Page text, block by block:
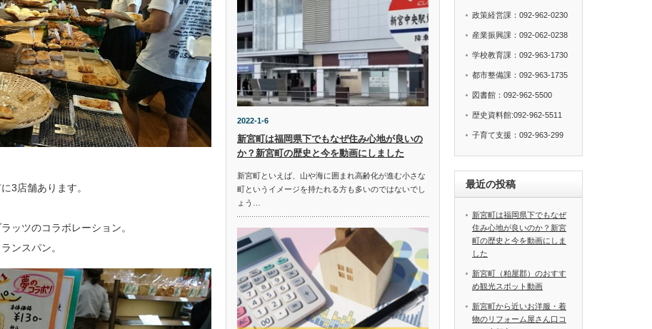
3店舗あります。
ッツのコラボレーション。
ンスパン。
2022-1-6
新宮町は福岡県下でもなぜ住み心地が良いの
か？新宮町の歴史と今を動画にしました
新宮町といえば、山や海に囲まれ高齢化が進む小さな
町というイメージを持たれる方も多いのではないでし
ょう…
政策経営課：092-962-0230
産業振興課：092-062-0238
学校教育課：092-963-1730
都市整備課：092-963-1735
図書館：092-962-5500
歴史資料館:092-962-5511
子育て支援：092-963-299
最近の投稿
新宮町は福岡県下でもなぜ
住み心地が良いのか？新宮
町の歴史と今を動画にしま
した
新宮町（粕屋郡）のおすす
め観光スポット動画
新宮町から近いお洋服・着
物のリフォーム屋さん口コ